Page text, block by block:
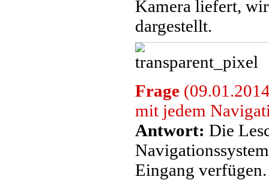
Kamera liefert,
dargestellt.
Frage
mit jedem
Antwort: Die
Eingang verfügen.